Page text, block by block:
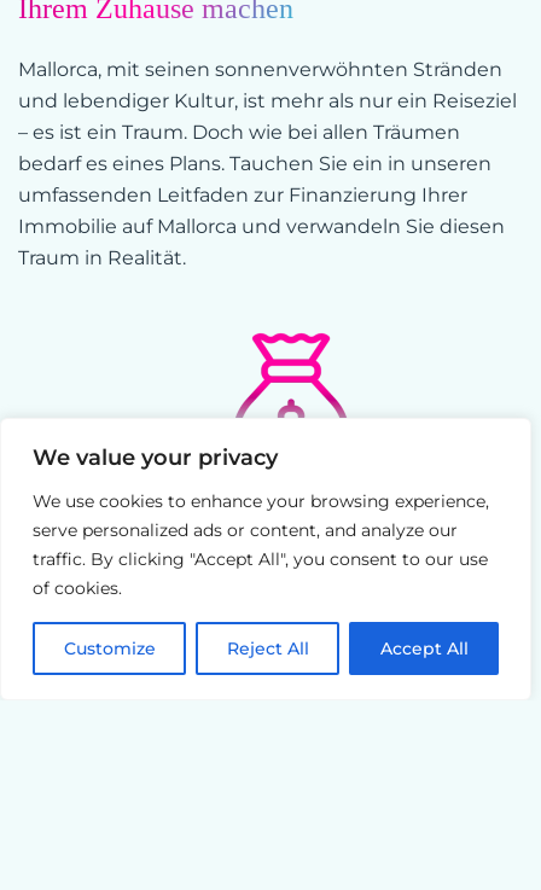
We value your privacy
We use cookies to enhance your browsing experience,
serve personalized ads or content, and analyze our
traffic. By clicking "Accept All", you consent to our use
of cookies.
Customize Reject All Accept All
Ihrem Zuhause machen
Mallorca, mit seinen sonnenverwöhnten Stränden
und lebendiger Kultur, ist mehr als nur ein Reiseziel
– es ist ein Traum. Doch wie bei allen Träumen
bedarf es eines Plans. Tauchen Sie ein in unseren
umfassenden Leitfaden zur Finanzierung Ihrer
Immobilie auf Mallorca und verwandeln Sie diesen
Traum in Realität.